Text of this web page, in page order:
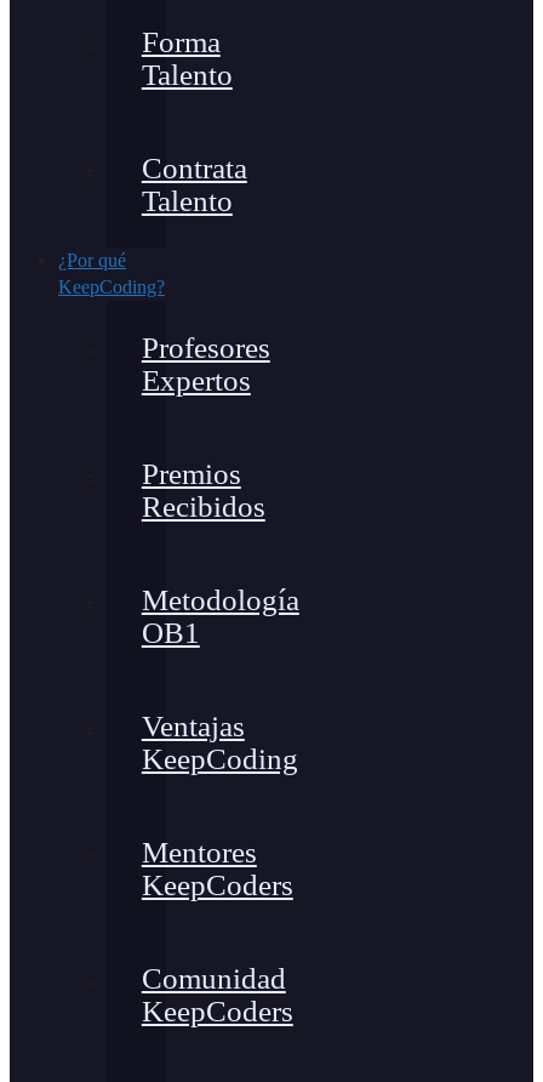
Forma
Talento
Contrata
Talento
¿Por qué
KeepCoding?
Profesores
Expertos
Premios
Recibidos
Metodología
OB1
Ventajas
KeepCoding
Mentores
KeepCoders
Comunidad
KeepCoders